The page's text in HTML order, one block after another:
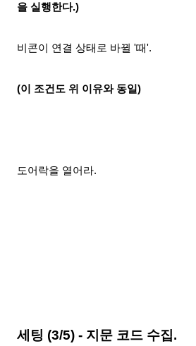
을 실행한다.)
비콘이 연결 상태로 바뀔 '때'.
(이 조건도 위 이유와 동일)
도어락을 열어라.
세팅 (3/5) - 지문 코드 수집.